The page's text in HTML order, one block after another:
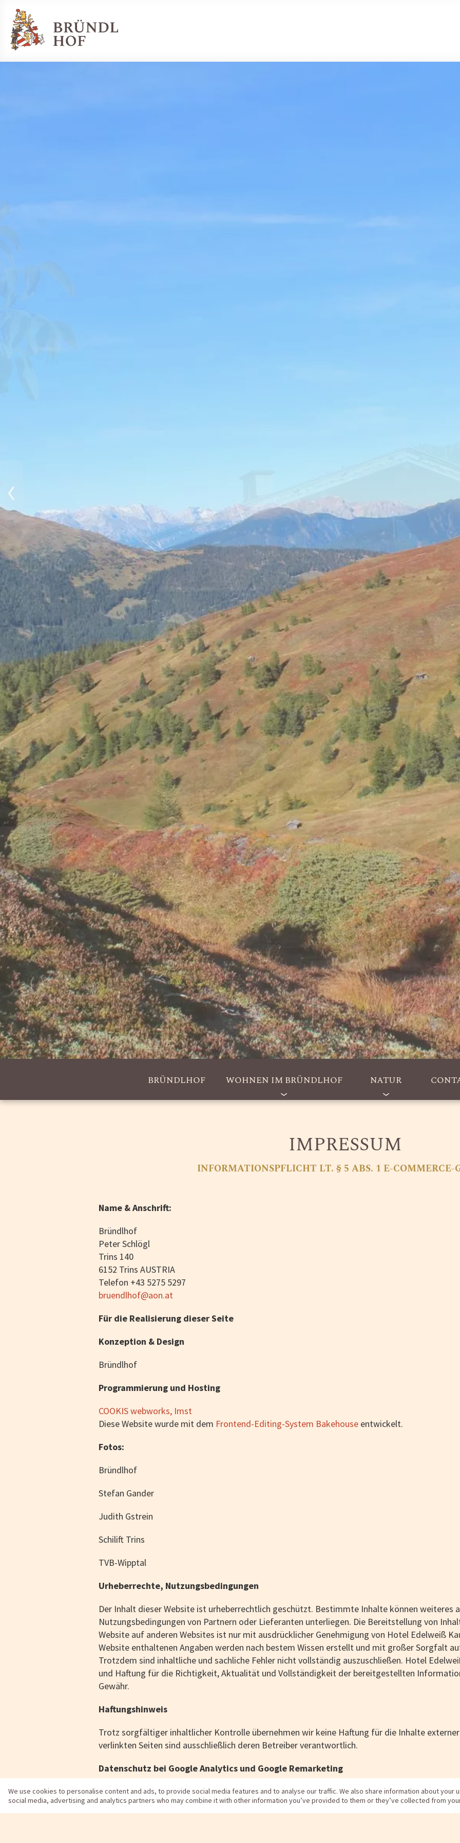
We use cookies to personalise content and ads, to provide social media features and to analyse our traffic. We also share information about your
social media, advertising and analytics partners who may combine it with other information you’ve provided to them or they’ve collected from
BRÜNDLHOF WOHNEN IM BRÜNDLHOF NATUR
IMPRESSUM
INFORMATIONSPFLICHT LT. § 5 ABS. 1 E-COMMERCE-
Name & Anschrift:
Bründlhof
Peter Schlögl
Trins 140
6152 Trins AUSTRIA
Telefon +43 5275 5297
bruendlhof@aon.at
Für die Realisierung dieser Seite
Konzeption & Design
Bründlhof
Programmierung und Hosting
COOKIS webworks, Imst
Diese Website wurde mit dem Frontend-Editing-System Bakehouse entwickelt.
Fotos:
Bründlhof
Stefan Gander
Judith Gstrein
Schilift Trins
TVB-Wipptal
Urheberrechte, Nutzungsbedingungen
Der Inhalt dieser Website ist urheberrechtlich geschützt. Bestimmte Inhalte können weiteres
Nutzungsbedingungen von Partnern oder Lieferanten unterliegen. Die Bereitstellung von
Website auf anderen Websites ist nur mit ausdrücklicher Genehmigung von Hotel Edelweiß
Website enthaltenen Angaben werden nach bestem Wissen erstellt und mit großer Sorgfalt
Trotzdem sind inhaltliche und sachliche Fehler nicht vollständig auszuschließen. Hotel
und Haftung für die Richtigkeit, Aktualität und Vollständigkeit der bereitgestellten
Gewähr.
Haftungshinweis
Trotz sorgfältiger inhaltlicher Kontrolle übernehmen wir keine Haftung für die Inhalte
verlinkten Seiten sind ausschließlich deren Betreiber verantwortlich.
Datenschutz bei Google Analytics und Google Remarketing
Diese Website benutzt Google Analytics und Google Remarketing. Dies sind Dienstleistungen
verwendet sog. "Cookies", Textdateien, die auf Ihrem Computer gespeichert werden und die
Website durch Sie ermöglicht. Die durch den Cookie erzeugten Informationen über Ihre